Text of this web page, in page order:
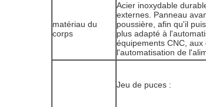
matériau du
corps
Acier inoxydable
externes. Panneau
poussière, afin qu'il
plus adapté à
équipements CNC,
l'automatisation de
Jeu de puces :